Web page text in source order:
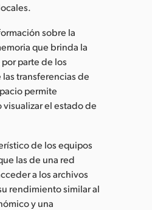
sobre la
que brinda la
parte de los
transferencias de
permite
visualizar el estado de
de los equipos
las de una red
a los archivos
rendimiento similar al
y una